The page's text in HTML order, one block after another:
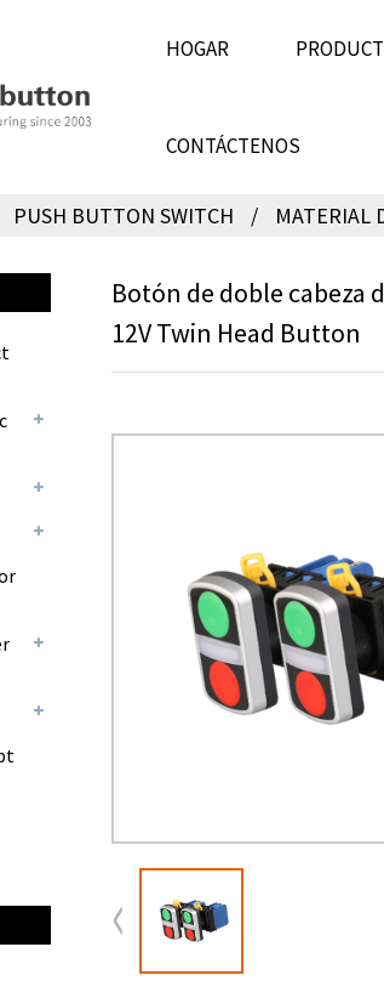
HOGAR
CONTÁCTENOS
PUSH BUTTON SWITCH MATERIAL
Botón de doble cabeza
12V Twin Head Button